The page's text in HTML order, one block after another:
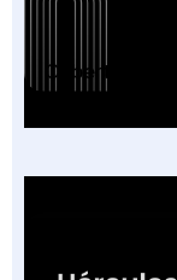
Cobertura